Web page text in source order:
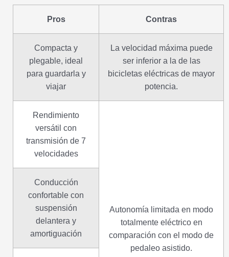
Pros Contras
Compacta y
plegable, ideal
para guardarla y
viajar
La velocidad máxima puede
ser inferior a la de las
bicicletas eléctricas de mayor
potencia.
Rendimiento
versátil con
transmisión de 7
velocidades
Autonomía limitada en modo
totalmente eléctrico en
comparación con el modo de
pedaleo asistido.
Conducción
confortable con
suspensión
delantera y
amortiguación